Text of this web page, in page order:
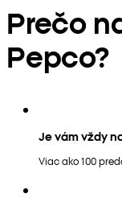
Prečo
Pepco?
Je vám vždy
Viac ako 100